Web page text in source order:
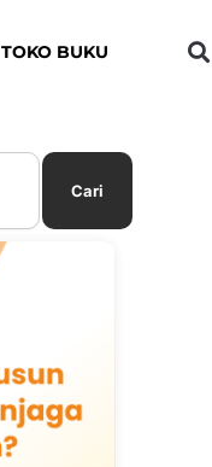
TOKO BUKU
Cari